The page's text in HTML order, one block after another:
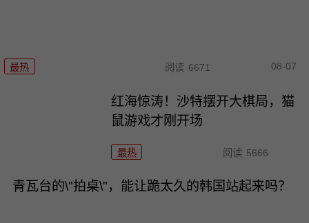
最热 阅读 6671 08-07
红海惊涛！沙特摆开大棋局，猫
鼠游戏才刚开场
最热 阅读 5666
青瓦台的\"拍桌\"，能让跪太久的韩国站起来吗？